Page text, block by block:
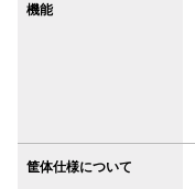
機能
筐体仕様について